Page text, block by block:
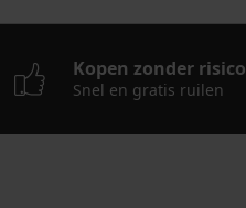
Kopen zonder risico
Snel en gratis ruilen